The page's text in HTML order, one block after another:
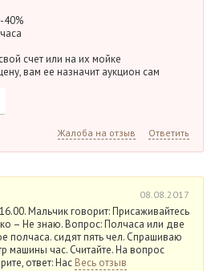
40%
счет или на их мойке
вам ее назначит аукцион сам
Жалоба на отзыв Ответить
08.08.2017
Мальчик говорит: Присаживайтесь
– Не знаю. Вопрос: Полчаса или две
полчаса. сидят пять чел. Спрашиваю
машины час. Считайте. На вопрос
ответ: Нас Весь отзыв